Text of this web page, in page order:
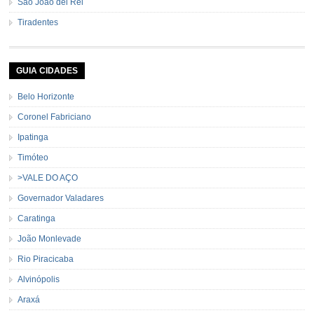
Tiradentes
GUIA CIDADES
Belo Horizonte
Coronel Fabriciano
Ipatinga
Timóteo
>VALE DO AÇO
Governador Valadares
Caratinga
João Monlevade
Rio Piracicaba
Alvinópolis
Araxá